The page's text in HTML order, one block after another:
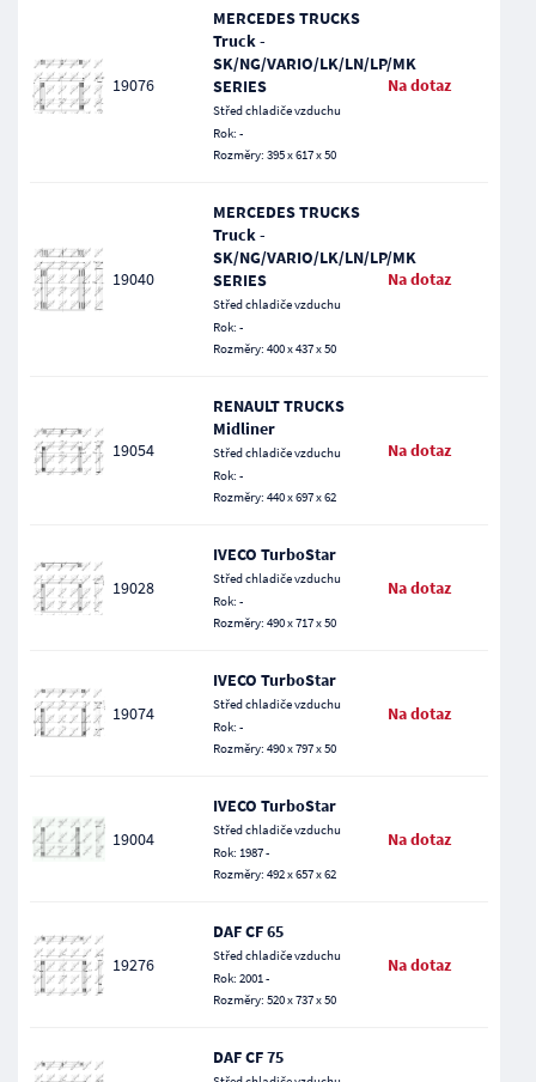
19076
MERCEDES TRUCKS
Truck -
SK/NG/VARIO/LK/LN/LP/MK
SERIES
Střed chladiče vzduchu
Rok: -
Rozměry: 395 x 617 x 50
Na dotaz
19040
MERCEDES TRUCKS
Truck -
SK/NG/VARIO/LK/LN/LP/MK
SERIES
Střed chladiče vzduchu
Rok: -
Rozměry: 400 x 437 x 50
Na dotaz
19054
RENAULT TRUCKS
Midliner
Střed chladiče vzduchu
Rok: -
Rozměry: 440 x 697 x 62
Na dotaz
19028
IVECO TurboStar
Střed chladiče vzduchu
Rok: -
Rozměry: 490 x 717 x 50
Na dotaz
19074
IVECO TurboStar
Střed chladiče vzduchu
Rok: -
Rozměry: 490 x 797 x 50
Na dotaz
19004
IVECO TurboStar
Střed chladiče vzduchu
Rok: 1987 -
Rozměry: 492 x 657 x 62
Na dotaz
19276
DAF CF 65
Střed chladiče vzduchu
Rok: 2001 -
Rozměry: 520 x 737 x 50
Na dotaz
DAF CF 75